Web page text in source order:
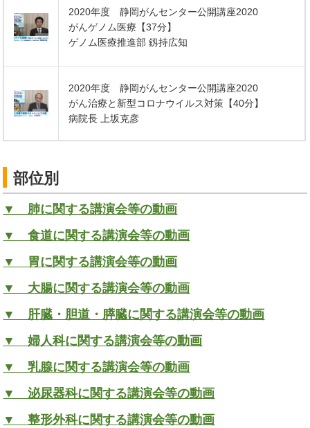
2020年度 静岡がんセンター公開講座2020
がんゲノム医療【37分】
ゲノム医療推進部 釼持広知
2020年度 静岡がんセンター公開講座2020
がん治療と新型コロナウイルス対策【40分】
病院長 上坂克彦
部位別
▼ 肺に関する講演会等の動画
▼ 食道に関する講演会等の動画
▼ 胃に関する講演会等の動画
▼ 大腸に関する講演会等の動画
▼ 肝臓・胆道・膵臓に関する講演会等の動画
▼ 婦人科に関する講演会等の動画
▼ 乳腺に関する講演会等の動画
▼ 泌尿器科に関する講演会等の動画
▼ 整形外科に関する講演会等の動画